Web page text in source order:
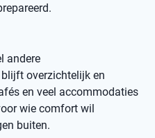
andere
overzichtelijk en
en veel accommodaties
wie comfort wil
buiten.